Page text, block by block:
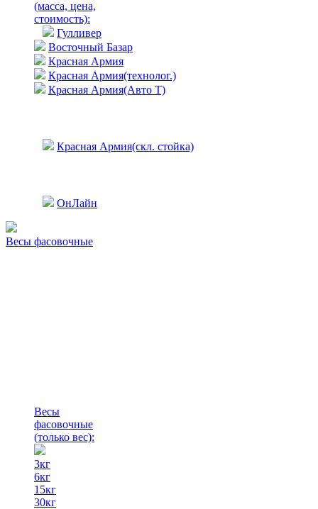
(масса, цена,
стоимость):
Гулливер
Восточный Базар
Красная Армия
Красная Армия(технолог.)
Красная Армия(Авто Т)
Красная Армия(скл. стойка)
ОнЛайн
Весы фасовочные
Весы
фасовочные
(только вес):
3кг
6кг
15кг
30кг